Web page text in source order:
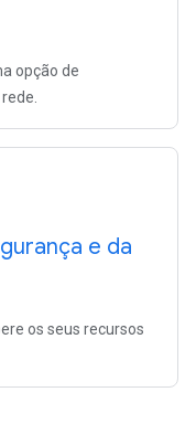
opção de
e da
os seus recursos